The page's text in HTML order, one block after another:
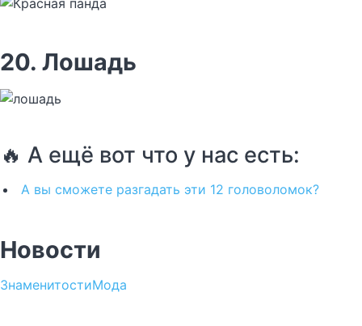
20. Лошадь
🔥 А ещё вот что у нас есть:
А вы сможете разгадать эти 12 головоломок?
Новости
ЗнаменитостиМода